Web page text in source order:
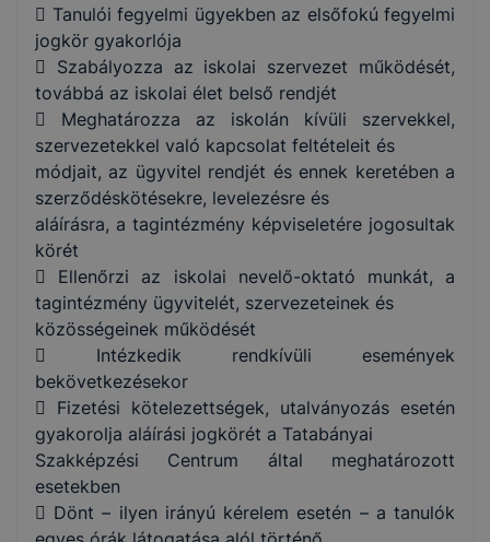
 Tanulói fegyelmi ügyekben az elsőfokú fegyelmi
jogkör gyakorlója
 Szabályozza az iskolai szervezet működését,
továbbá az iskolai élet belső rendjét
 Meghatározza az iskolán kívüli szervekkel,
szervezetekkel való kapcsolat feltételeit és
módjait, az ügyvitel rendjét és ennek keretében a
szerződéskötésekre, levelezésre és
aláírásra, a tagintézmény képviseletére jogosultak
körét
 Ellenőrzi az iskolai nevelő-oktató munkát, a
tagintézmény ügyvitelét, szervezeteinek és
közösségeinek működését
 Intézkedik rendkívüli események
bekövetkezésekor
 Fizetési kötelezettségek, utalványozás esetén
gyakorolja aláírási jogkörét a Tatabányai
Szakképzési Centrum által meghatározott
esetekben
 Dönt – ilyen irányú kérelem esetén – a tanulók